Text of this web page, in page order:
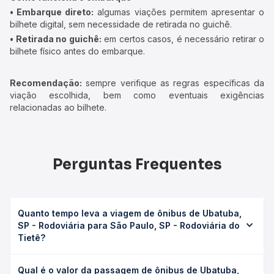
• Embarque direto: algumas viações permitem apresentar o
bilhete digital, sem necessidade de retirada no guichê.
• Retirada no guichê: em certos casos, é necessário retirar o
bilhete físico antes do embarque.
Recomendação: sempre verifique as regras específicas da
viação escolhida, bem como eventuais exigências
relacionadas ao bilhete.
Perguntas Frequentes
Quanto tempo leva a viagem de ônibus de Ubatuba,
SP - Rodoviária para São Paulo, SP - Rodoviária do
Tietê?
Paulo, SP - Rodoviária do Tietê leva em média 5h 6min,
Qual é o valor da passagem de ônibus de Ubatuba,